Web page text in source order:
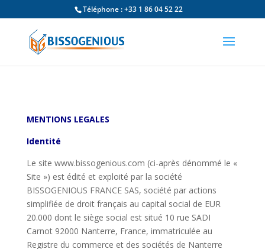
Téléphone : +33 1 86 04 52 22
MENTIONS LEGALES
Identité
Le site www.bissogenious.com (ci-après dénommé le «
Site ») est édité et exploité par la société
BISSOGENIOUS FRANCE SAS, société par actions
simplifiée de droit français au capital social de EUR
20.000 dont le siège social est situé 10 rue SADI
Carnot 92000 Nanterre, France, immatriculée au
Registre du commerce et des sociétés de Nanterre